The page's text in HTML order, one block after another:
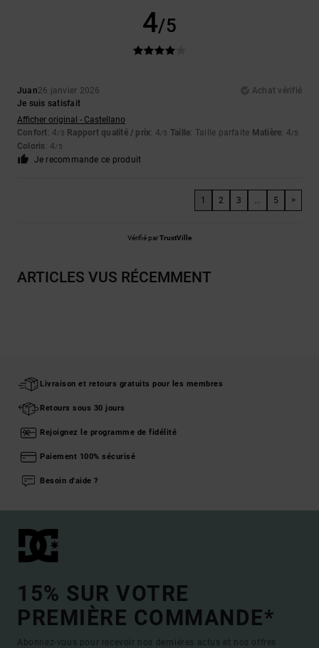
4/5
Juan26 janvier 2026
Achat vérifié
Je suis satisfait
Afficher original - Castellano
Confort: 4/5 Rapport qualité / prix: 4/5 Taille: Taille parfaite Matière: 4/5
Coloris: 4/5
Je recommande ce produit
1 2 3 ... 5 >
Vérifié parTrustVille
ARTICLES VUS RÉCEMMENT
Livraison et retours gratuits pour les membres
Retours sous 30 jours
Rejoignez le programme de fidélité
Paiement 100% sécurisé
Besoin d'aide ?
15% SUR VOTRE
PREMIÈRE COMMANDE*
Abonnez-vous pour recevoir nos dernières actus et nos offres